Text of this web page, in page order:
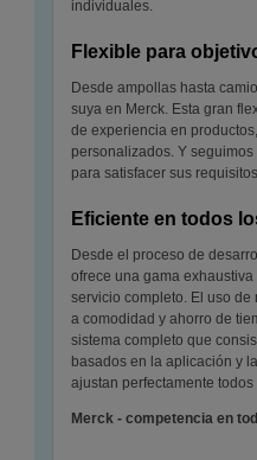
individuales.
Flexible para
Desde ampollas hasta
suya en Merck. Esta gran
de experiencia en
personalizados. Y
para satisfacer sus
Eficiente en todos
Desde el proceso de
ofrece una gama
servicio completo. El uso
a comodidad y ahorro de
sistema completo que
basados en la aplicación y
ajustan perfectamente todos
Merck - competencia en